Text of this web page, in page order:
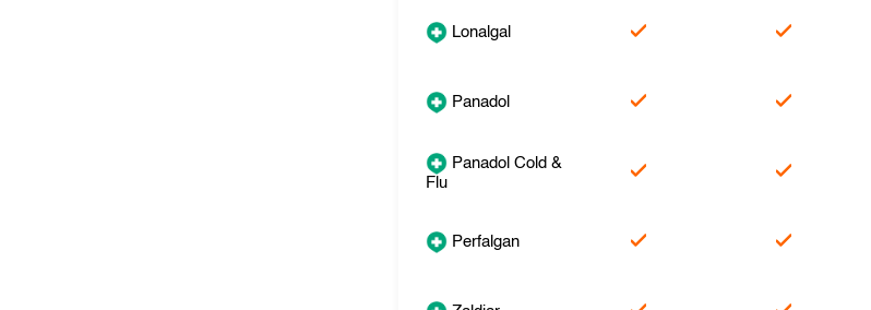
Lonalgal
Panadol
Panadol Cold &
Flu
Perfalgan